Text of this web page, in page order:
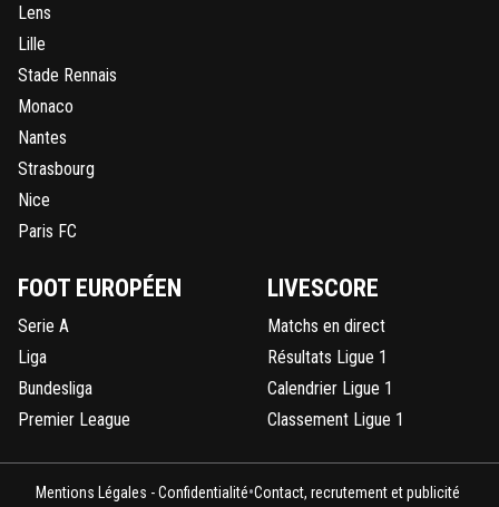
Lens
Lille
Stade Rennais
Monaco
Nantes
Strasbourg
Nice
Paris FC
FOOT EUROPÉEN
Serie A
Liga
Bundesliga
Premier League
LIVESCORE
Matchs en direct
Résultats Ligue 1
Calendrier Ligue 1
Classement Ligue 1
Mentions Légales - Confidentialité•Contact, recrutement et publicité